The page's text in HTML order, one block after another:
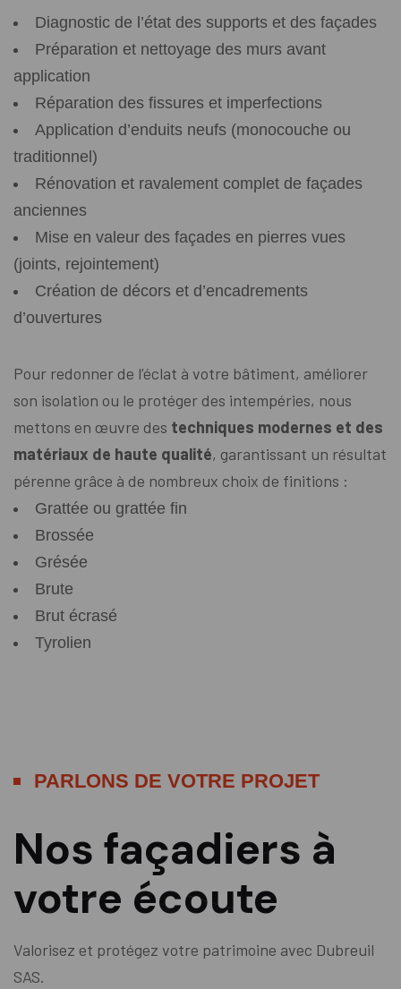
Diagnostic de l’état des supports et des façades
Préparation et nettoyage des murs avant
application
Réparation des fissures et imperfections
Application d’enduits neufs (monocouche ou
traditionnel)
Rénovation et ravalement complet de façades
anciennes
Mise en valeur des façades en pierres vues
(joints, rejointement)
Création de décors et d’encadrements
d’ouvertures
Pour redonner de l’éclat à votre bâtiment, améliorer
son isolation ou le protéger des intempéries, nous
mettons en œuvre des techniques modernes et des
matériaux de haute qualité, garantissant un résultat
pérenne grâce à de nombreux choix de finitions :
Grattée ou grattée fin
Brossée
Grésée
Brute
Brut écrasé
Tyrolien
PARLONS DE VOTRE PROJET
Nos façadiers à
votre écoute
Valorisez et protégez votre patrimoine avec Dubreuil
SAS.